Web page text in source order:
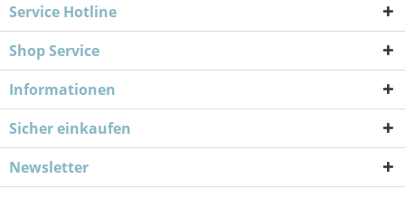
Service Hotline
Shop Service
Informationen
Sicher einkaufen
Newsletter